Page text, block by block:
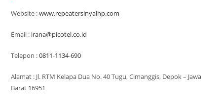
Website :www.repeatersinyalhp.com
Email : irana@picotel.co.id
Telepon :0811-1134-690
Alamat : Jl. RTM Kelapa Dua No. 40 Tugu, Cimanggis, Depok – Jawa
Barat 16951